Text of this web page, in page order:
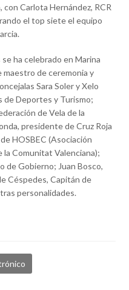
con Carlota Hernández, RCR
el top siete el equipo
ha celebrado en Marina
maestro de ceremonia y
Sara Soler y Xelo
de Deportes y Turismo;
de Vela de la
presidente de Cruz Roja
HOSBEC (Asociación
Comunitat Valenciana);
de Gobierno; Juan Bosco,
Céspedes, Capitán de
personalidades.